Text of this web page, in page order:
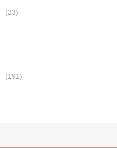
(23)
(191)